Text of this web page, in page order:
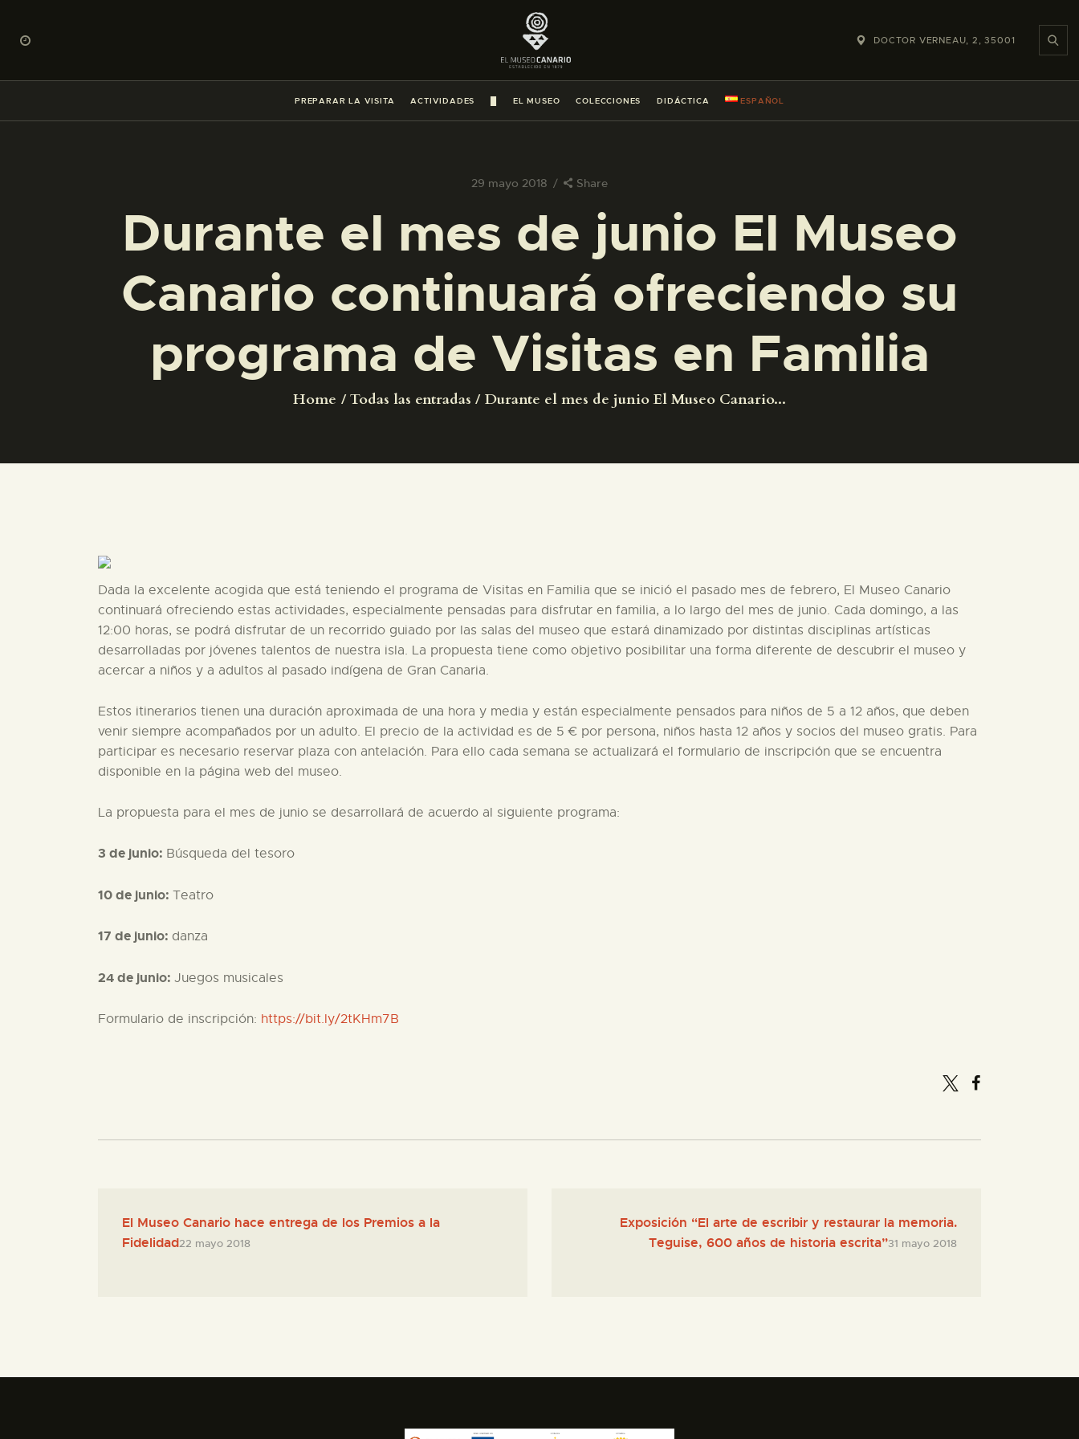
DOCTOR VERNEAU, 2, 35001
PREPARAR LA VISITA ACTIVIDADES EL MUSEO COLECCIONES DIDÁCTICA ESPAÑOL
29 mayo 2018 Share
Durante el mes de junio El Museo
Canario continuará ofreciendo su
programa de Visitas en Familia
Home Todas las entradas Durante el mes de junio El Museo Canario...
PREPARAR LA VISITA
ACTIVIDADES
█
COLECCIONES
DIDÁCTICA
COLECCIONES
DIDÁCTICA
Dada la excelente acogida que está teniendo el programa de Visitas en Familia que se inició el pasado mes de febrero, El Museo Canario
continuará ofreciendo estas actividades, especialmente pensadas para disfrutar en familia, a lo largo del mes de junio. Cada domingo, a las
12:00 horas, se podrá disfrutar de un recorrido guiado por las salas del museo que estará dinamizado por distintas disciplinas artísticas
desarrolladas por jóvenes talentos de nuestra isla. La propuesta tiene como objetivo posibilitar una forma diferente de descubrir el museo y
acercar a niños y a adultos al pasado indígena de Gran Canaria.
Estos itinerarios tienen una duración aproximada de una hora y media y están especialmente pensados para niños de 5 a 12 años, que deben
venir siempre acompañados por un adulto. El precio de la actividad es de 5 € por persona, niños hasta 12 años y socios del museo gratis. Para
participar es necesario reservar plaza con antelación. Para ello cada semana se actualizará el formulario de inscripción que se encuentra
disponible en la página web del museo.
La propuesta para el mes de junio se desarrollará de acuerdo al siguiente programa:
3 de junio: Búsqueda del tesoro
10 de junio: Teatro
17 de junio: danza
24 de junio: Juegos musicales
Formulario de inscripción: https://bit.ly/2tKHm7B
El Museo Canario hace entrega de los Premios a la
Fidelidad22 mayo 2018
Exposición “El arte de escribir y restaurar la memoria.
Teguise, 600 años de historia escrita”31 mayo 2018